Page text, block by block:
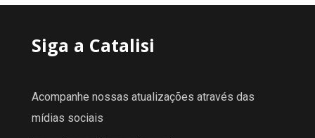
Siga a Catalisi
Acompanhe nossas atualizações através das
mídias sociais